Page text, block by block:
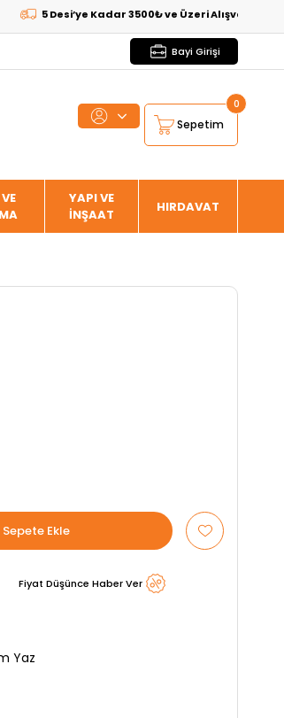
5 Desi’ye Kadar 3500₺ ve Üzeri Alışverişlerde
Bayi Girişi
Sepetim
0
YAPI VE
İNŞAAT
HIRDAVAT
Fiyat Düşünce Haber Ver
Yaz